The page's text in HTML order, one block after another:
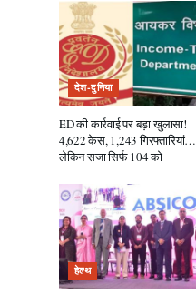
देश-दुनिया
ED की कार्रवाई पर बड़ा खुलासा!
4,622 केस, 1,243 गिरफ्तारियां…
लेकिन सजा सिर्फ 104 को
हेल्थ